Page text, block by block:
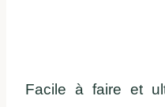
Facile à faire et